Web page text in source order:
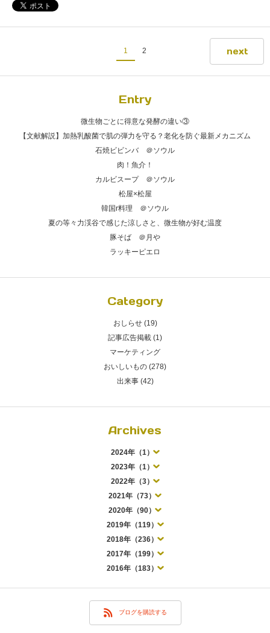
1 2 next
Entry
微生物ごとに得意な発酵の違い③
【文献解説】加熱乳酸菌で肌の弾力を守る？老化を防ぐ最新メカニズム
石焼ビビンバ ＠ソウル
肉！魚介！
カルビスープ ＠ソウル
松屋×松屋
韓国r料理 ＠ソウル
夏の等々力渓谷で感じた涼しさと、微生物が好む温度
豚そば ＠月や
ラッキーピエロ
Category
おしらせ (19)
記事広告掲載 (1)
マーケティング
おいしいもの (278)
出来事 (42)
Archives
2024年（1）
2023年（1）
2022年（3）
2021年（73）
2020年（90）
2019年（119）
2018年（236）
2017年（199）
2016年（183）
ブログを購読する